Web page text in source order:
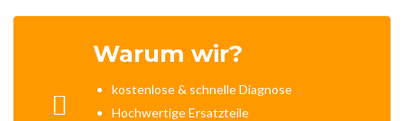
Warum wir?
kostenlose & schnelle Diagnose
Hochwertige Ersatzteile